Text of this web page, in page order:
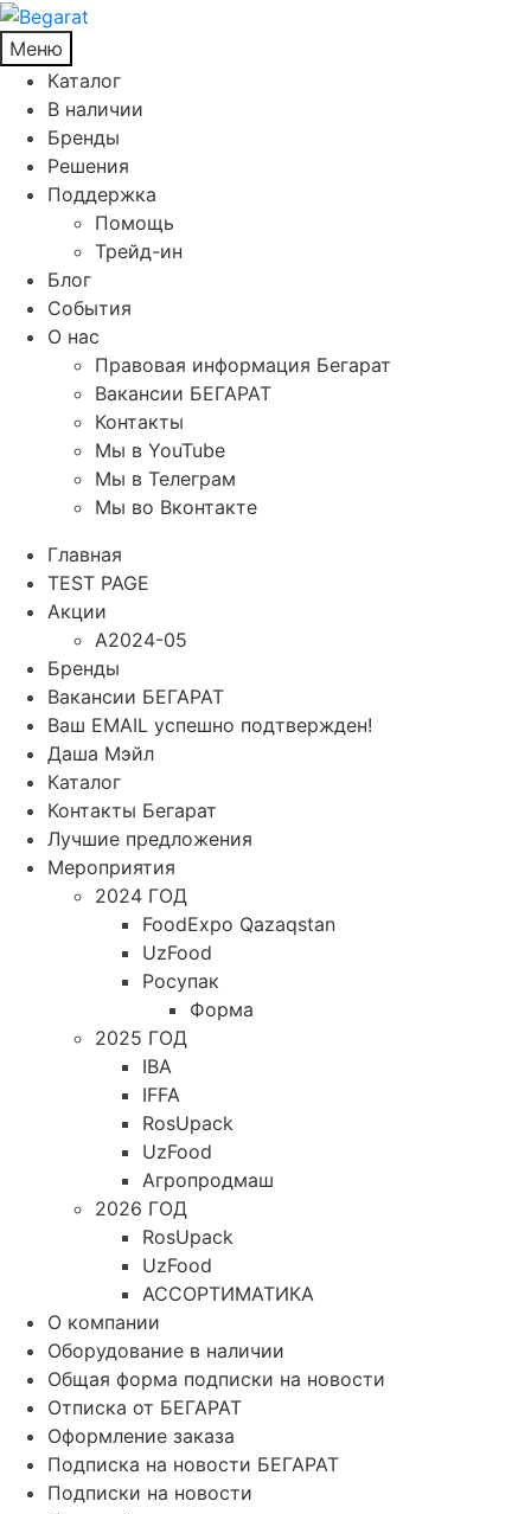
Меню
Каталог
В наличии
Бренды
Решения
Поддержка
Помощь
Трейд-ин
Блог
События
О нас
Правовая информация Бегарат
Вакансии БЕГАРАТ
Контакты
Мы в YouTube
Мы в Телеграм
Мы во Вконтакте
Главная
TEST PAGE
Акции
A2024-05
Бренды
Вакансии БЕГАРАТ
Ваш EMAIL успешно подтвержден!
Даша Мэйл
Каталог
Контакты Бегарат
Лучшие предложения
Мероприятия
2024 ГОД
FoodExpo Qazaqstan
UzFood
Росупак
Форма
2025 ГОД
IBA
IFFA
RosUpack
UzFood
Агропродмаш
2026 ГОД
RosUpack
UzFood
АССОРТИМАТИКА
О компании
Оборудование в наличии
Общая форма подписки на новости
Отписка от БЕГАРАТ
Оформление заказа
Подписка на новости БЕГАРАТ
Подписки на новости